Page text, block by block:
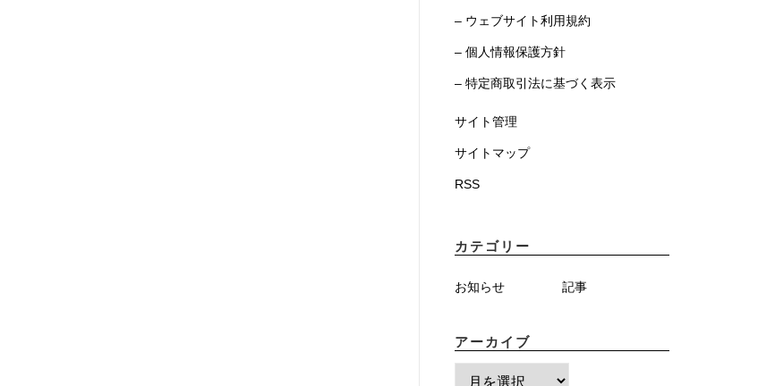
– ウェブサイト利用規約
– 個人情報保護方針
– 特定商取引法に基づく表示
サイト管理
サイトマップ
RSS
カテゴリー
お知らせ 記事
アーカイブ